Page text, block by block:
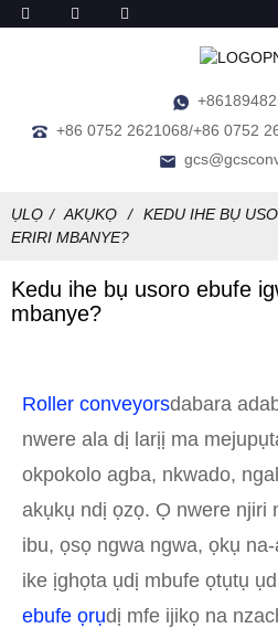
+86 0752 2621068/+86 0752
ỤLỌ AKỤKỌ
KEDU IHE BỤ
ERIRI MBANYE?
Kedu ihe bụ usoro ebufe
mbanye?
Roller conveyorsdabara
nwere ala dị larịị ma
okpokolo agba, nkwado,
akụkụ ndị ọzọ. Ọ nwere njiri
ibu, ọsọ ngwa ngwa, ọkụ
ike ịghọta ụdị mbufe ọtụtụ
ebufe ọrụdị mfe ijikọ na